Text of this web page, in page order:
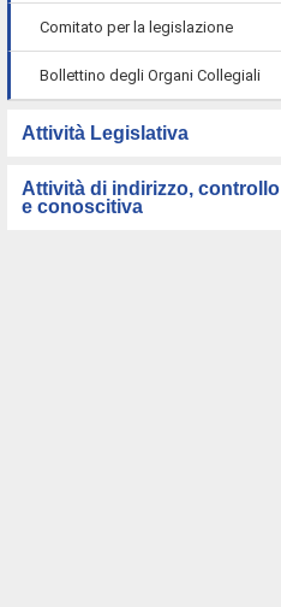
Comitato per la legislazione
Bollettino degli Organi Collegiali
Attività Legislativa
Attività di indirizzo, controllo
e conoscitiva